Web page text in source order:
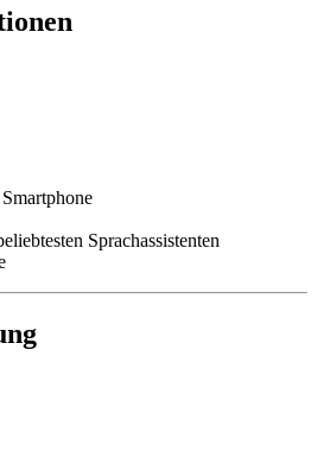
Sprachassistenten